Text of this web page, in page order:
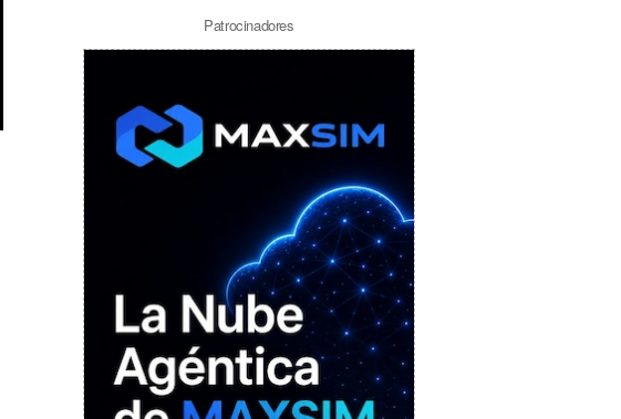
Patrocinadores